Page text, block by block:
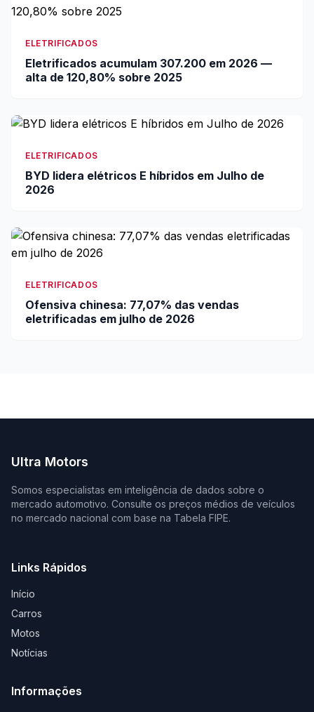
ELETRIFICADOS
Eletrificados acumulam 307.200 em 2026 —
alta de 120,80% sobre 2025
ELETRIFICADOS
BYD lidera elétricos E híbridos em Julho de
2026
ELETRIFICADOS
Ofensiva chinesa: 77,07% das vendas
eletrificadas em julho de 2026
Ultra Motors
Somos especialistas em inteligência de dados sobre o
mercado automotivo. Consulte os preços médios de veículos
no mercado nacional com base na Tabela FIPE.
Links Rápidos
Início
Carros
Motos
Notícias
Informações